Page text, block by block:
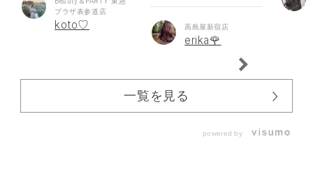
プラザ表参道店
koto♡ 高島屋新宿店
erika🌹
一覧を見る
powered by